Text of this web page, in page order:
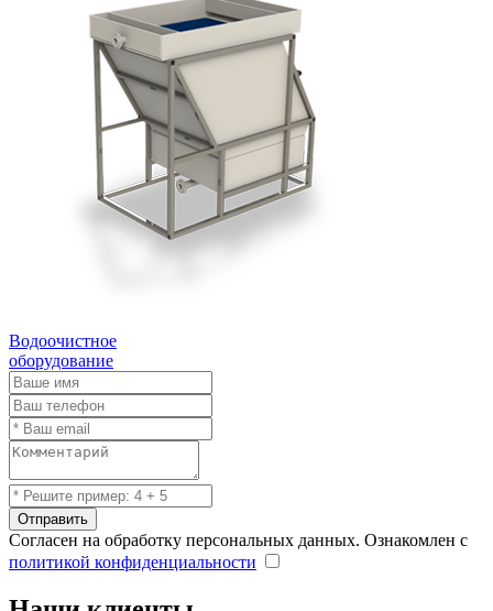
Водоочистное
оборудование
Отправить
Согласен на обработку персональных данных. Ознакомлен с
политикой конфиденциальности